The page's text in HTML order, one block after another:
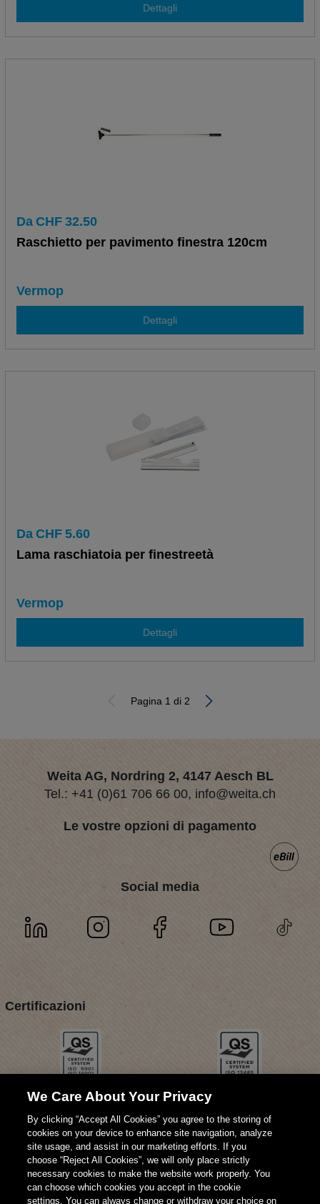
Dettagli
Da CHF 32.50
Raschietto per pavimento finestra 120cm
Vermop
Dettagli
Da CHF 5.60
Lama raschiatoia per finestreetà
Vermop
Dettagli
Pagina 1 di 2
Weita AG, Nordring 2, 4147 Aesch BL
Tel.: +41 (0)61 706 66 00, info@weita.ch
Le vostre opzioni di pagamento
Social media
Certificazioni
We Care About Your Privacy
By clicking “Accept All Cookies” you agree to the storing of
cookies on your device to enhance site navigation, analyze
site usage, and assist in our marketing efforts. If you
choose “Reject All Cookies”, we will only place strictly
necessary cookies to make the website work properly. You
can choose which cookies you accept in the cookie
settings. You can always change or withdraw your choice on